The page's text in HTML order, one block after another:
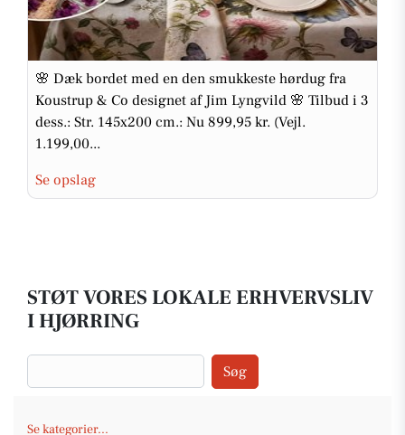
🌸 Dæk bordet med en den smukkeste hørdug fra
Koustrup & Co designet af Jim Lyngvild 🌸 Tilbud i 3
dess.: Str. 145x200 cm.: Nu 899,95 kr. (Vejl.
1.199,00...
Se opslag
STØT VORES LOKALE ERHVERVSLIV
I HJØRRING
Søg
Se kategorier...